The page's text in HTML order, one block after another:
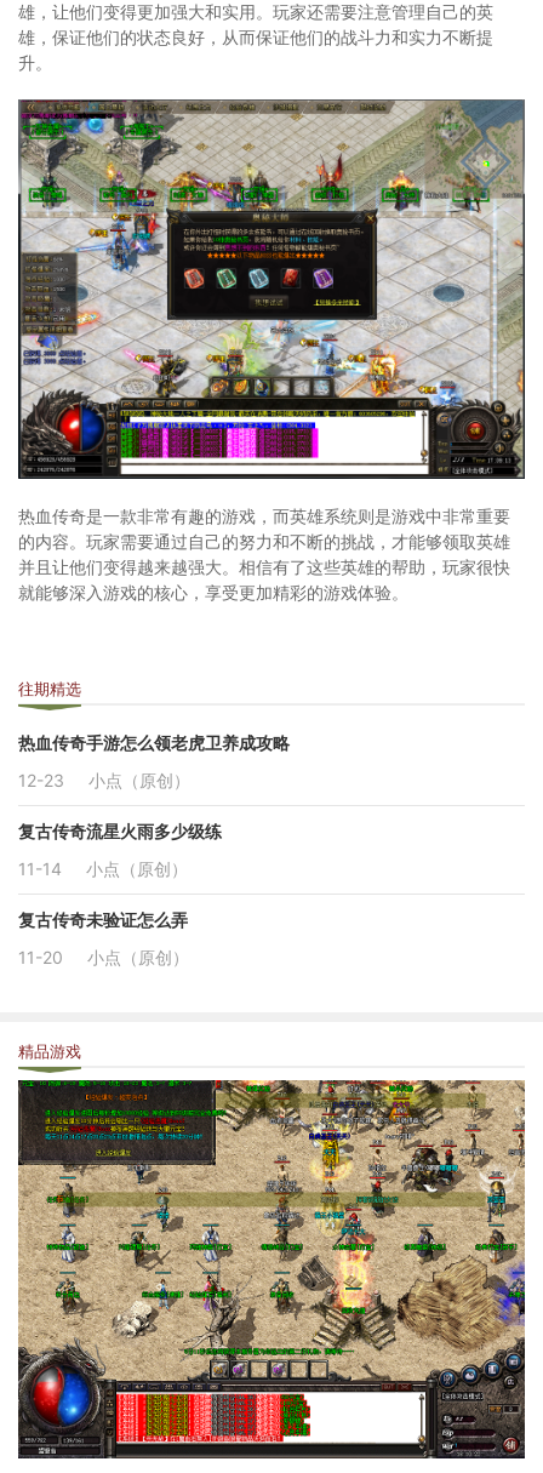
雄，让他们变得更加强大和实用。玩家还需要注意管理自己的英
雄，保证他们的状态良好，从而保证他们的战斗力和实力不断提
升。
热血传奇是一款非常有趣的游戏，而英雄系统则是游戏中非常重要
的内容。玩家需要通过自己的努力和不断的挑战，才能够领取英雄
并且让他们变得越来越强大。相信有了这些英雄的帮助，玩家很快
就能够深入游戏的核心，享受更加精彩的游戏体验。
往期精选
热血传奇手游怎么领老虎卫养成攻略
12-23
小点（原创）
复古传奇流星火雨多少级练
11-14
小点（原创）
复古传奇未验证怎么弄
11-20
小点（原创）
精品游戏